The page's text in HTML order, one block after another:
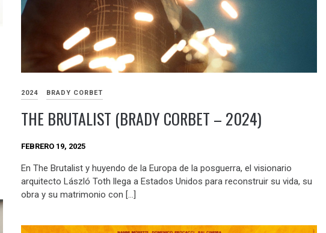
2024 BRADY CORBET
THE BRUTALIST (BRADY CORBET – 2024)
FEBRERO 19, 2025
En The Brutalist y huyendo de la Europa de la posguerra, el visionario
arquitecto László Toth llega a Estados Unidos para reconstruir su vida, su
obra y su matrimonio con […]